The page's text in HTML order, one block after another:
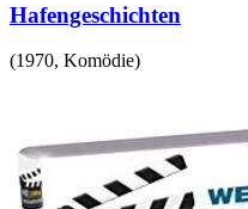
Hafengeschichten
(1970, Komödie)